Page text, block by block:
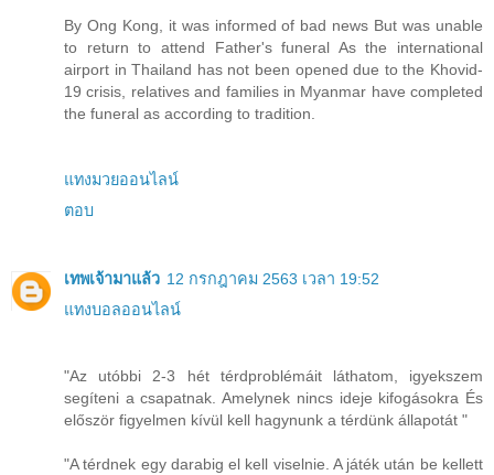
By Ong Kong, it was informed of bad news But was unable
to return to attend Father's funeral As the international
airport in Thailand has not been opened due to the Khovid-
19 crisis, relatives and families in Myanmar have completed
the funeral as according to tradition.
แทงมวยออนไลน์
ตอบ
เทพเจ้ามาแล้ว 12 กรกฎาคม 2563 เวลา 19:52
แทงบอลออนไลน์
"Az utóbbi 2-3 hét térdproblémáit láthatom, igyekszem
segíteni a csapatnak. Amelynek nincs ideje kifogásokra És
először figyelmen kívül kell hagynunk a térdünk állapotát "
"A térdnek egy darabig el kell viselnie. A játék után be kellett